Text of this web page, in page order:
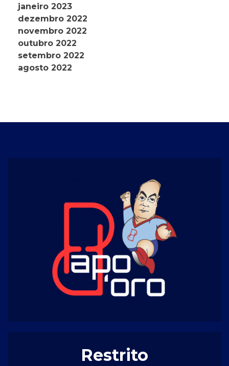
janeiro 2023
dezembro 2022
novembro 2022
outubro 2022
setembro 2022
agosto 2022
Restrito